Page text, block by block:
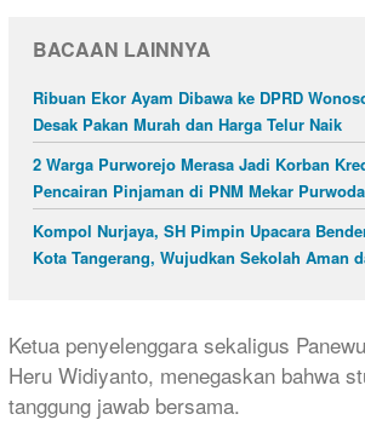
BACAAN LAINNYA
Ribuan Ekor Ayam Dibawa ke DPRD
Desak Pakan Murah dan Harga Telur Naik
2 Warga Purworejo Merasa Jadi Korban
Pencairan Pinjaman di PNM Mekar
Kompol Nurjaya, SH Pimpin Upacara
Kota Tangerang, Wujudkan Sekolah Aman
Ketua penyelenggara sekaligus
Heru Widiyanto, menegaskan bahwa
tanggung jawab bersama.